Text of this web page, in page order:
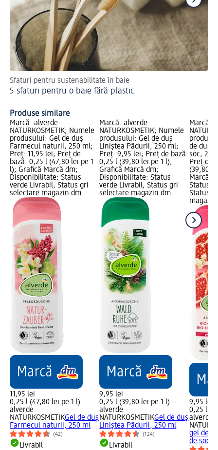
Sfaturi pentru sustenabilitate în baie
5 sfaturi pentru o baie fără plastic
Produse similare
Marcă: alverde
NATURKOSMETIK; Numele
produsului: Gel de duș
Farmecul naturii, 250 ml;
Preț: 11,95 lei; Preț de
bază: 0,25 l (47,80 lei pe 1
l); Grafică Marcă dm;
Disponibilitate: Status
verde Livrabil, Status gri
selectare magazin dm
11,95 lei
0,25 l (47,80 lei pe 1 l)
alverde
NATURKOSMETIKGel de duș
Farmecul naturii, 250 ml
(42)
Livrabil
Marcă: alverde
NATURKOSMETIK; Numele
produsului: Gel de duș
Liniștea Pădurii, 250 ml;
Preț: 9,95 lei; Preț de bază:
0,25 l (39,80 lei pe 1 l);
Grafică Marcă dm;
Disponibilitate: Status
verde Livrabil, Status gri
selectare magazin dm
9,95 lei
0,25 l (39,80 lei pe 1 l)
alverde
NATURKOSMETIKGel de duș
Liniștea Pădurii, 250 ml
(124)
Livrabil
Marcă:
de duș
soc,
Preț de
(39,80
Marcă
Status
Status
9,95 lei
0,25 l
alverde
gel de
de soc,